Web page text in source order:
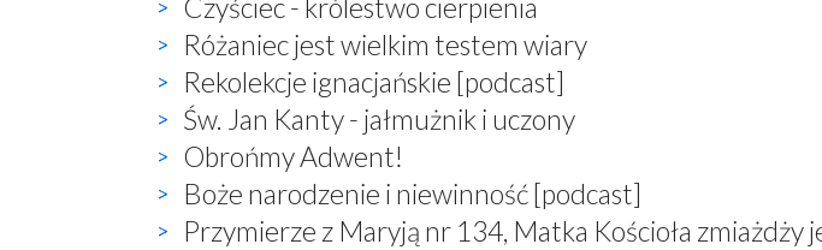
Czyściec - królestwo cierpienia
Różaniec jest wielkim testem wiary
Rekolekcje ignacjańskie [podcast]
Św. Jan Kanty - jałmużnik i uczony
Obrońmy Adwent!
Boże narodzenie i niewinność [podcast]
Przymierze z Maryją nr 134, Matka Kościoła zmiażdży